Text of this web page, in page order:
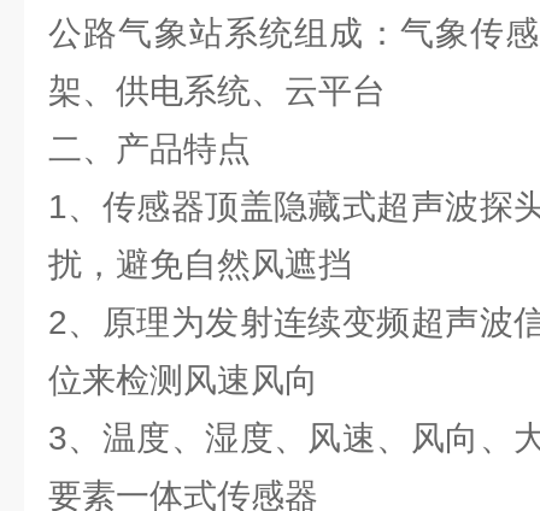
公路气象站系统组成：气象传
架、供电系统、云平台
二、产品特点
1、传感器顶盖隐藏式超声波探
扰，避免自然风遮挡
2、原理为发射连续变频超声波
位来检测风速风向
3、温度、湿度、风速、风向、
要素一体式传感器